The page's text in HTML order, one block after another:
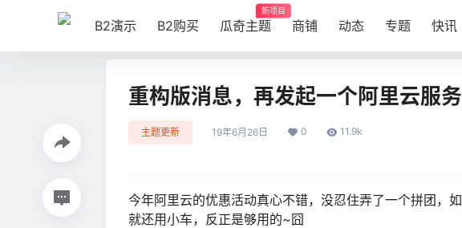
B2演示 B2购买 瓜奇主题
新项目
商铺 动态 专题 快讯
重构版消息，再发起一个阿里云服
主题更新 19年6月26日 0 11.9k
今年阿里云的优惠活动真心不错，没忍住弄了一个拼团，
就还用小车，反正是够用的~囧